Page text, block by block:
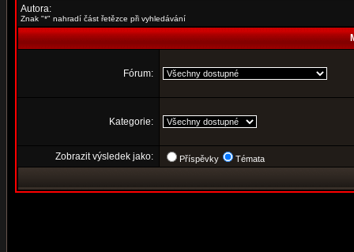
Autora:
Znak "*" nahradí část řetězce při vyhledávání
Fórum:
Kategorie:
Zobrazit výsledek jako: Příspěvky Témata